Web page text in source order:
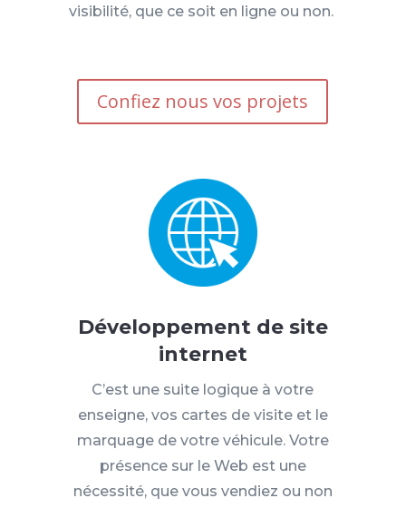
visibilité, que ce soit en ligne ou non.
Confiez nous vos projets
Développement de site
internet
C’est une suite logique à votre
enseigne, vos cartes de visite et le
marquage de votre véhicule. Votre
présence sur le Web est une
nécessité, que vous vendiez ou non